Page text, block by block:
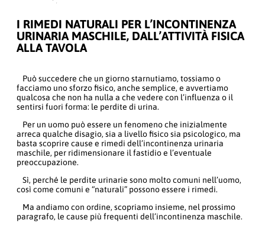
I RIMEDI NATURALI PER L’INCONTINENZA
URINARIA MASCHILE, DALL’ATTIVITÀ FISICA
ALLA TAVOLA
Può succedere che un giorno starnutiamo, tossiamo o
facciamo uno sforzo fisico, anche semplice, e avvertiamo
qualcosa che non ha nulla a che vedere con l’influenza o il
sentirsi fuori forma: le perdite di urina.
Per un uomo può essere un fenomeno che inizialmente
arreca qualche disagio, sia a livello fisico sia psicologico, ma
basta scoprire cause e rimedi dell’incontinenza urinaria
maschile, per ridimensionare il fastidio e l’eventuale
preoccupazione.
Sì, perché le perdite urinarie sono molto comuni nell’uomo,
così come comuni e “naturali” possono essere i rimedi.
Ma andiamo con ordine, scopriamo insieme, nel prossimo
paragrafo, le cause più frequenti dell’incontinenza maschile.